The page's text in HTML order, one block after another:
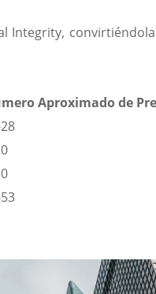
Integrity,
Aproximado de